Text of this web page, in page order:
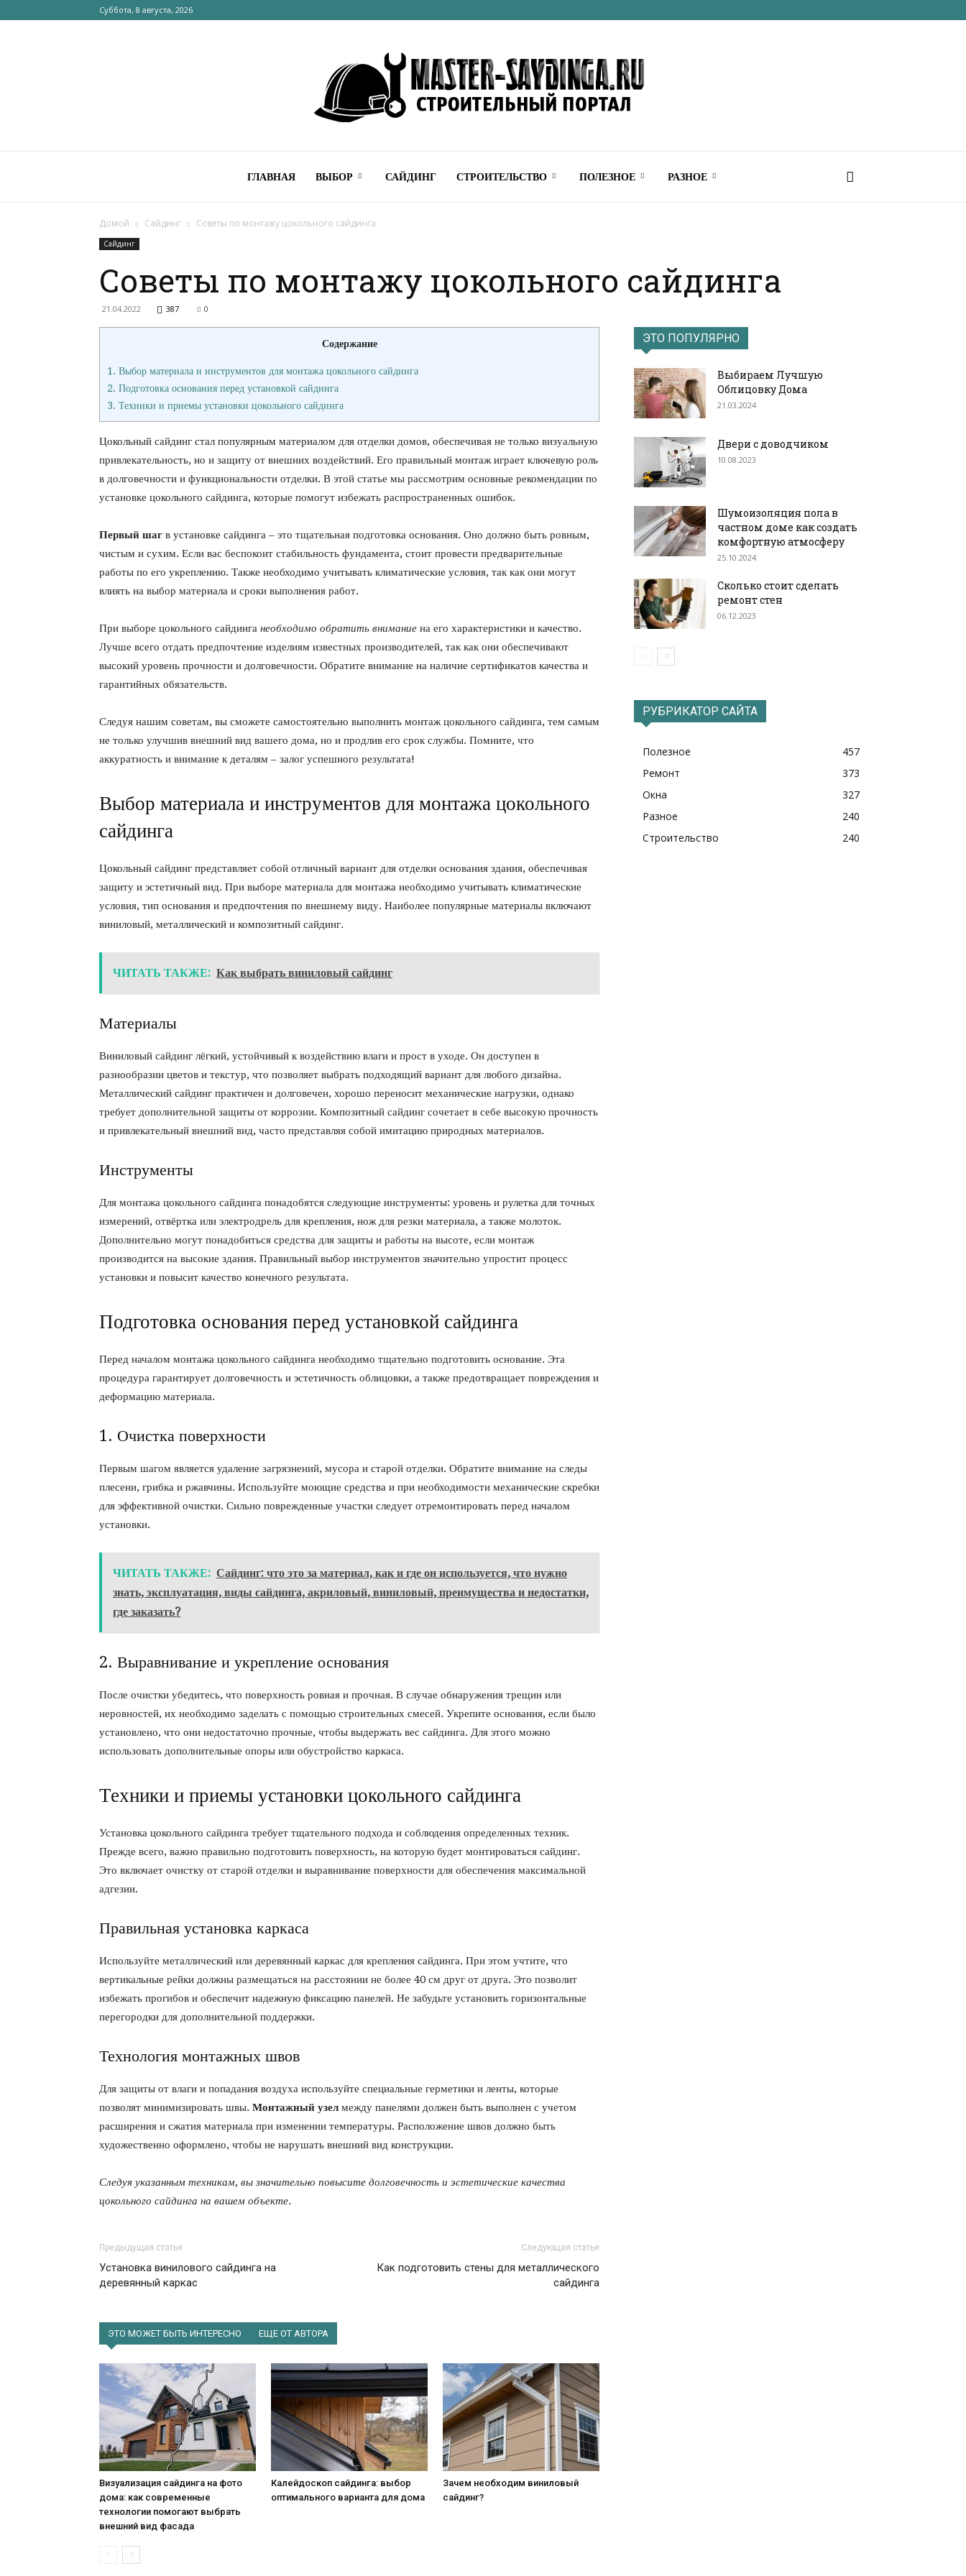
Суббота, 8 августа, 2026
Строительный
ГЛАВНАЯ ВЫБОР САЙДИНГ СТРОИТЕЛЬСТВО ПОЛЕЗНОЕ РАЗНОЕ
Домой Сайдинг Советы по монтажу цокольного сайдинга
Сайдинг
Советы по монтажу цокольного сайдинга
21.04.2022 387 0
Содержание
1. Выбор материала и инструментов для монтажа цокольного сайдинга
2. Подготовка основания перед установкой сайдинга
3. Техники и приемы установки цокольного сайдинга
Цокольный сайдинг стал популярным материалом для отделки домов, обеспечивая не только визуальную
привлекательность, но и защиту от внешних воздействий. Его правильный монтаж играет ключевую роль
в долговечности и функциональности отделки. В этой статье мы рассмотрим основные рекомендации по
установке цокольного сайдинга, которые помогут избежать распространенных ошибок.
Первый шаг в установке сайдинга – это тщательная подготовка основания. Оно должно быть ровным,
чистым и сухим. Если вас беспокоит стабильность фундамента, стоит провести предварительные
работы по его укреплению. Также необходимо учитывать климатические условия, так как они могут
влиять на выбор материала и сроки выполнения работ.
При выборе цокольного сайдинга необходимо обратить внимание на его характеристики и качество.
Лучше всего отдать предпочтение изделиям известных производителей, так как они обеспечивают
высокий уровень прочности и долговечности. Обратите внимание на наличие сертификатов качества и
гарантийных обязательств.
Следуя нашим советам, вы сможете самостоятельно выполнить монтаж цокольного сайдинга, тем самым
не только улучшив внешний вид вашего дома, но и продлив его срок службы. Помните, что
аккуратность и внимание к деталям – залог успешного результата!
Выбор материала и инструментов для монтажа цокольного
сайдинга
Цокольный сайдинг представляет собой отличный вариант для отделки основания здания, обеспечивая
защиту и эстетичный вид. При выборе материала для монтажа необходимо учитывать климатические
условия, тип основания и предпочтения по внешнему виду. Наиболее популярные материалы включают
виниловый, металлический и композитный сайдинг.
ЧИТАТЬ ТАКЖЕ: Как выбрать виниловый сайдинг
Материалы
Виниловый сайдинг лёгкий, устойчивый к воздействию влаги и прост в уходе. Он доступен в
разнообразии цветов и текстур, что позволяет выбрать подходящий вариант для любого дизайна.
Металлический сайдинг практичен и долговечен, хорошо переносит механические нагрузки, однако
требует дополнительной защиты от коррозии. Композитный сайдинг сочетает в себе высокую прочность
и привлекательный внешний вид, часто представляя собой имитацию природных материалов.
Инструменты
Для монтажа цокольного сайдинга понадобятся следующие инструменты: уровень и рулетка для точных
измерений, отвёртка или электродрель для крепления, нож для резки материала, а также молоток.
Дополнительно могут понадобиться средства для защиты и работы на высоте, если монтаж
производится на высокие здания. Правильный выбор инструментов значительно упростит процесс
установки и повысит качество конечного результата.
Подготовка основания перед установкой сайдинга
Перед началом монтажа цокольного сайдинга необходимо тщательно подготовить основание. Эта
процедура гарантирует долговечность и эстетичность облицовки, а также предотвращает повреждения и
деформацию материала.
1. Очистка поверхности
Первым шагом является удаление загрязнений, мусора и старой отделки. Обратите внимание на следы
плесени, грибка и ржавчины. Используйте моющие средства и при необходимости механические скребки
для эффективной очистки. Сильно поврежденные участки следует отремонтировать перед началом
установки.
ЧИТАТЬ ТАКЖЕ: Сайдинг: что это за материал, как и где он используется, что нужно
знать, эксплуатация, виды сайдинга, акриловый, виниловый, преимущества и недостатки,
где заказать?
2. Выравнивание и укрепление основания
После очистки убедитесь, что поверхность ровная и прочная. В случае обнаружения трещин или
неровностей, их необходимо заделать с помощью строительных смесей. Укрепите основания, если было
установлено, что они недостаточно прочные, чтобы выдержать вес сайдинга. Для этого можно
использовать дополнительные опоры или обустройство каркаса.
Техники и приемы установки цокольного сайдинга
Установка цокольного сайдинга требует тщательного подхода и соблюдения определенных техник.
Прежде всего, важно правильно подготовить поверхность, на которую будет монтироваться сайдинг.
Это включает очистку от старой отделки и выравнивание поверхности для обеспечения максимальной
адгезии.
Правильная установка каркаса
Используйте металлический или деревянный каркас для крепления сайдинга. При этом учтите, что
вертикальные рейки должны размещаться на расстоянии не более 40 см друг от друга. Это позволит
избежать прогибов и обеспечит надежную фиксацию панелей. Не забудьте установить горизонтальные
перегородки для дополнительной поддержки.
Технология монтажных швов
Для защиты от влаги и попадания воздуха используйте специальные герметики и ленты, которые
позволят минимизировать швы. Монтажный узел между панелями должен быть выполнен с учетом
расширения и сжатия материала при изменении температуры. Расположение швов должно быть
художественно оформлено, чтобы не нарушать внешний вид конструкции.
Следуя указанным техникам, вы значительно повысите долговечность и эстетические качества
цокольного сайдинга на вашем объекте.
Предыдущая статья
Установка винилового сайдинга на
деревянный каркас
Следующая статья
Как подготовить стены для металлического
сайдинга
ЭТО МОЖЕТ БЫТЬ ИНТЕРЕСНО ЕЩЕ ОТ АВТОРА
Визуализация сайдинга на фото
дома: как современные
технологии помогают выбрать
внешний вид фасада
Калейдоскоп сайдинга: выбор
оптимального варианта для дома
Зачем необходим виниловый
сайдинг?
ЭТО ПОПУЛЯРНО
Выбираем Лучшую
Облицовку Дома
21.03.2024
Двери с доводчиком
10.08.2023
Шумоизоляция пола в
частном доме как создать
комфортную атмосферу
25.10.2024
Сколько стоит сделать
ремонт стен
06.12.2023
РУБРИКАТОР САЙТА
Полезное
457
Ремонт
373
Окна
327
Разное
240
Строительство
240